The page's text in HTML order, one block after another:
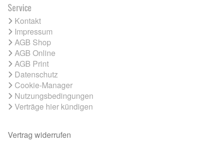
Service
Kontakt
Impressum
AGB Shop
AGB Online
AGB Print
Datenschutz
Cookie-Manager
Nutzungsbedingungen
Verträge hier kündigen
Vertrag widerrufen